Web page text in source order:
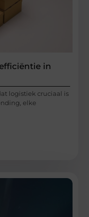
in
logistiek cruciaal is
elke